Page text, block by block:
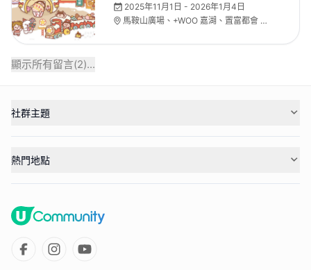
2025年11月1日 - 2026年1月4日
馬鞍山廣場、+WOO 嘉湖、置富都會 、
顯示所有留言(2)...
社群主題
熱門地點